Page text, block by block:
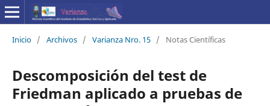
Inicio / Archivos / Varianza Nro. 15 / Notas Científicas
Descomposición del test de
Friedman aplicado a pruebas de